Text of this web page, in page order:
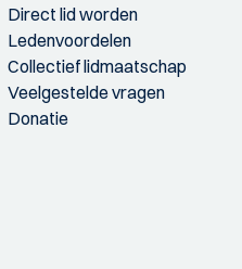
Direct lid worden
Ledenvoordelen
Collectief lidmaatschap
Veelgestelde vragen
Donatie